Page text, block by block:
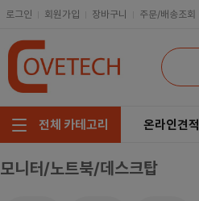
로그인 회원가입 장바구니 주문/배송조회
전체 카테고리
주요부품/키보드/마우스
온라인견적
모니터/노트북/데스크탑